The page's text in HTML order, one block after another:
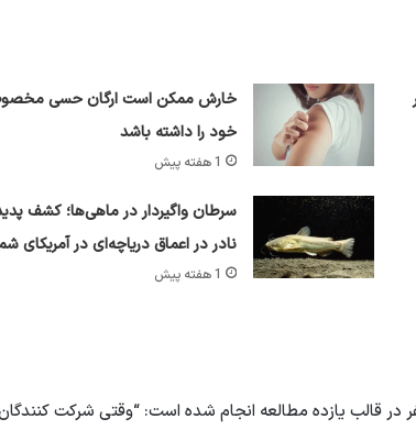
خارش ممکن است ارگان حسی
خود را داشته باشد
1 هفته پیش
سرطان واگیردار در ماهی‌ها؛ کشف
نادر در اعماق دریاچه‌ای در آمریکای
1 هفته پیش
در قالب یازده مطالعه انجام شده است: “وقتی شركت